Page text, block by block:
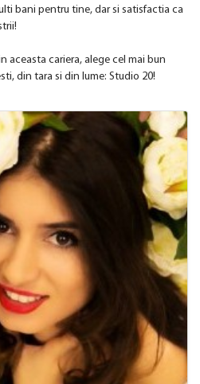
bani pentru tine, dar si satisfactia ca
aceasta cariera, alege cel mai bun
din tara si din lume: Studio 20!